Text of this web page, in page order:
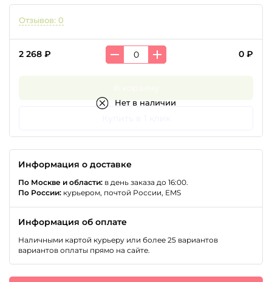
Отзывов: 0
2 268 ₽ 0 ₽
Нет в наличии
Информация о доставке
По Москве и области: в день заказа до 16:00.
По России: курьером, почтой России, EMS
Информация об оплате
Наличными картой курьеру или более 25 вариантов
вариантов оплаты прямо на сайте.